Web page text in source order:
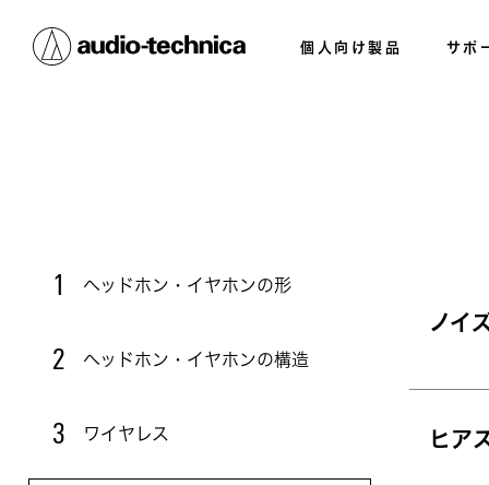
個人向け製品 サポ
1 ヘッドホン・イヤホンの形
2 ヘッドホン・イヤホンの構造
3 ワイヤレス
ノイ
ヒア